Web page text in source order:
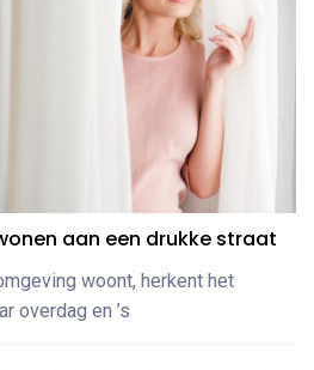
aan een drukke straat
woont, herkent het
overdag en ’s